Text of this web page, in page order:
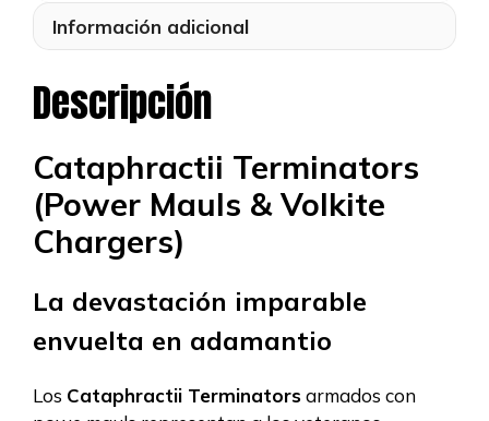
Información adicional
Descripción
Cataphractii Terminators
(Power Mauls & Volkite
Chargers)
La devastación imparable
envuelta en adamantio
Los Cataphractii Terminatorsarmados con